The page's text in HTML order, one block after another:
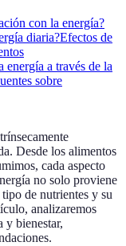
con la energía?
diaria?Efectos de
energía a través de la
sobre
Desde los alimentos
cada aspecto
no solo proviene
de nutrientes y su
analizaremos
y bienestar,